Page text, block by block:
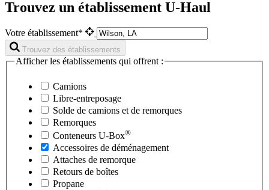
Trouvez un établissement U-Haul
Votre établissement*
Trouvez des établissements
Afficher les établissements qui offrent :
Camions
Libre-entreposage
Solde de camions et de remorques
Remorques
Conteneurs U-Box®
Accessoires de déménagement
Attaches de remorque
Retours de boîtes
Propane